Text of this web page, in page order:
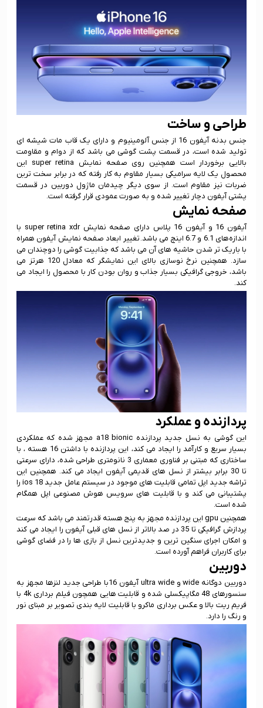
طراحی و ساخت
جنس بدنه آیفون 16 از جنس آلومینیوم و دارای یک قاب مات شیشه ای
تولید شده است، در قسمت پشت گوشی می باشد که از دوام و مقاومت
بالایی برخوردار است همچنین روی صفحه نمایش super retina این
محصول یک لایه سرامیکی بسیار مقاوم به کار رفته که در برابر سخت ترین
ضربات نیز مقاوم است. از سوی دیگر چیدمان ماژول دوربین در قسمت
پشتی آیفون دچار تغییر شده و به صورت عمودی قرار گرفته است.
صفحه نمایش
آیفون 16 و آیفون 16 پلاس دارای صفحه نمایش super retina xdr با
اندازه‌های 6.1 و 6.7 اینچ می باشد. تغییر ابعاد صفحه نمایش آیفون همراه
با باریک تر شدن حاشیه های آن می باشد که جذابیت گوشی را دوچندان می
سازد. همچنین نرخ نوسازی بالای این نمایشگر که معادل 120 هرتز می
باشد، خروجی گرافیکی بسیار جذاب و روان بودن کار با محصول را ایجاد می
کند.
پردازنده و عملکرد
این گوشی به نسل جدید پردازنده a18 bionic مجهز شده که عملکردی
بسیار سریع و کارآمد را ایجاد می کند، این پردازنده با داشتن 16 هسته ، با
ساختاری که مبتنی بر فناوری معماری 3 نانومتری طراحی شده، دارای سرعتی
تا 30 برابر بیشتر از نسل های قدیمی آیفون ایجاد می کند. همچنین این
تراشه جدید اپل تمامی قابلیت های موجود در سیستم عامل جدید ios 18 را
پشتیبانی می کند و با قابلیت های سرویس هوش مصنوعی اپل همگام
شده است.
همچنین gpu این پردازنده مجهز به پنج هسته قدرتمند می باشد که سرعت
پردازش گرافیکی تا 35 در صد بالاتر از نسل های قبلی آیفون را ایجاد می کند
و امکان اجرای سنگین ترین و جدیدترین نسل از بازی ها را در فضای گوشی
برای کاربران فراهم آورده است.
دوربین
دوربین دوگانه wide و ultra wide آیفون 16با طراحی جدید لنزها مجهز به
سنسورهای 48 مگاپیکسلی شده و قابلیت هایی همچون فیلم برداری 4k با
فریم ریت بالا و عکس برداری ماکرو با قابلیت لایه بندی تصویر بر مبنای نور
و رنگ را دارد.